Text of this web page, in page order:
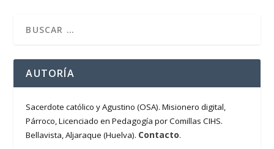
AUTORÍA
Sacerdote católico y Agustino (OSA). Misionero digital,
Párroco, Licenciado en Pedagogía por Comillas CIHS.
Bellavista, Aljaraque (Huelva). Contacto.